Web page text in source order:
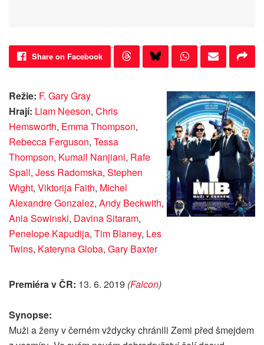
Share on Facebook
Režie: F. Gary Gray
Hrají: Liam Neeson, Chris
Hemsworth, Emma Thompson,
Rebecca Ferguson, Tessa
Thompson, Kumail Nanjiani, Rafe
Spall, Jess Radomska, Stephen
Wight, Viktorija Faith, Michel
Alexandre Gonzalez, Andy Beckwith,
Ania Sowinski, Davina Sitaram,
Penelope Kapudija, Tim Blaney, Les
Twins, Kateryna Globa, Gary Baxter
Premiéra v ČR: 13. 6. 2019 (Falcon)
Synopse:
Muži a ženy v černém vždycky chránili Zemi před šmejdem